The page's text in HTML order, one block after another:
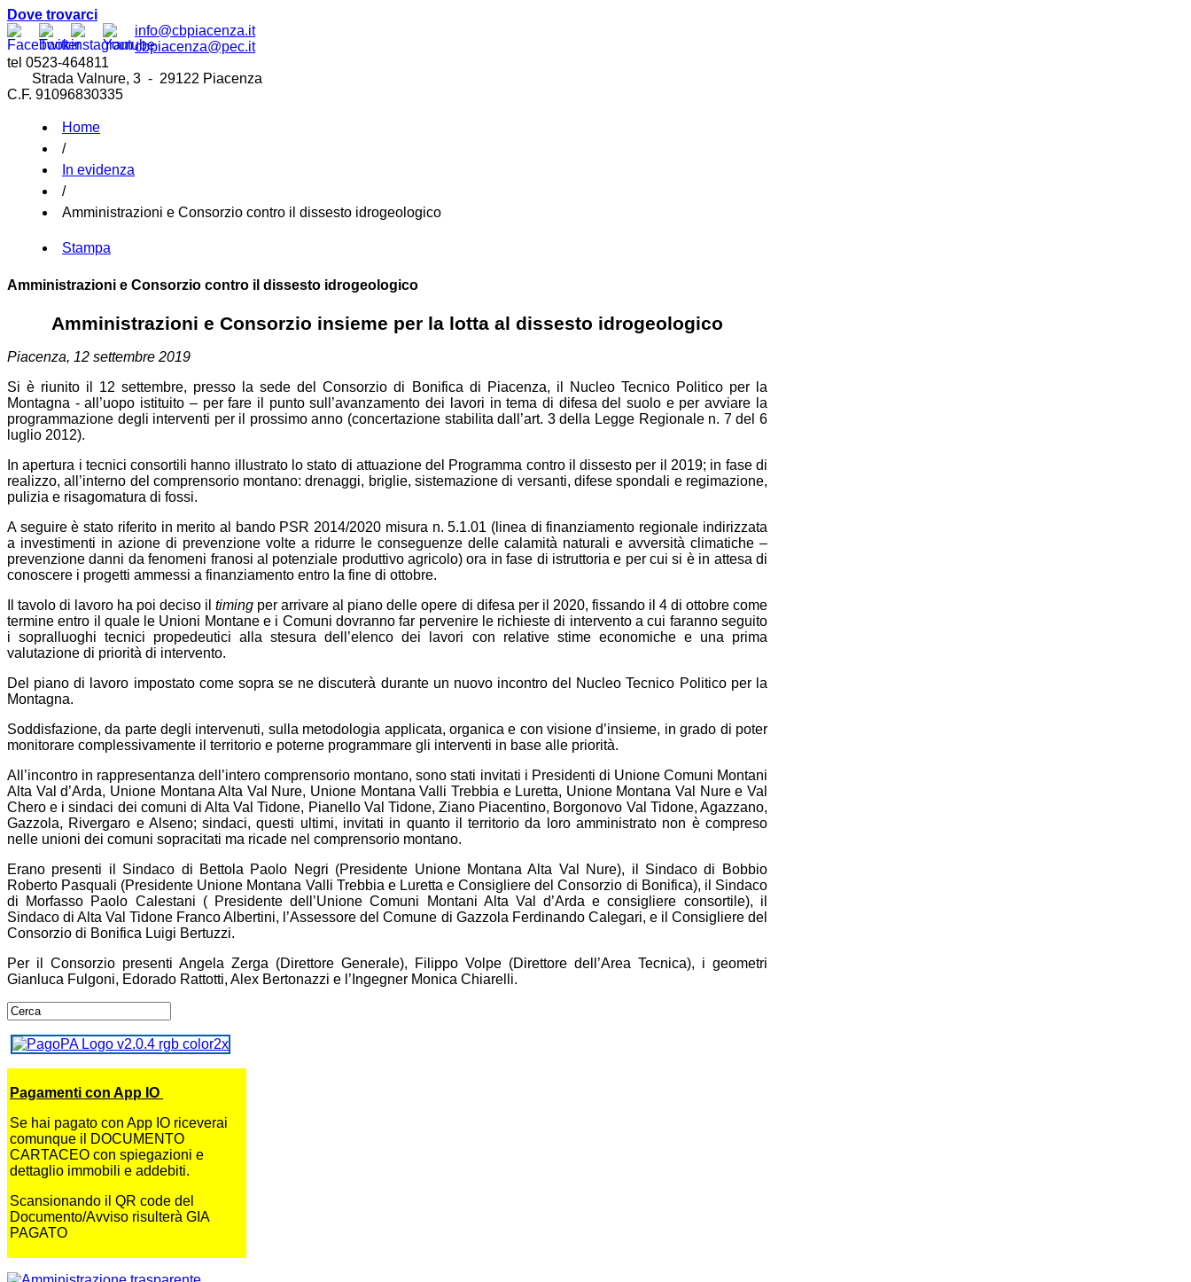
Dove trovarci
info@cbpiacenza.it
cbpiacenza@pec.it
tel 0523-464811
Strada Valnure, 3 - 29122 Piacenza
C.F. 91096830335
Home
/
In evidenza
/
Amministrazioni e Consorzio contro il dissesto idrogeologico
Stampa
Amministrazioni e Consorzio contro il dissesto idrogeologico
Amministrazioni e Consorzio insieme per la lotta al dissesto idrogeologico
Piacenza, 12 settembre 2019
Si è riunito il 12 settembre, presso la sede del Consorzio di Bonifica di Piacenza, il Nucleo Tecnico Politico per la
Montagna - all’uopo istituito – per fare il punto sull’avanzamento dei lavori in tema di difesa del suolo e per avviare la
programmazione degli interventi per il prossimo anno (concertazione stabilita dall’art. 3 della Legge Regionale n. 7 del 6
luglio 2012).
In apertura i tecnici consortili hanno illustrato lo stato di attuazione del Programma contro il dissesto per il 2019; in fase di
realizzo, all’interno del comprensorio montano: drenaggi, briglie, sistemazione di versanti, difese spondali e regimazione,
pulizia e risagomatura di fossi.
A seguire è stato riferito in merito al bando PSR 2014/2020 misura n. 5.1.01 (linea di finanziamento regionale indirizzata
a investimenti in azione di prevenzione volte a ridurre le conseguenze delle calamità naturali e avversità climatiche –
prevenzione danni da fenomeni franosi al potenziale produttivo agricolo) ora in fase di istruttoria e per cui si è in attesa di
conoscere i progetti ammessi a finanziamento entro la fine di ottobre.
Il tavolo di lavoro ha poi deciso iltiming per arrivare al piano delle opere di difesa per il 2020, fissando il 4 di ottobre come
termine entro il quale le Unioni Montane e i Comuni dovranno far pervenire le richieste di intervento a cui faranno seguito
i sopralluoghi tecnici propedeutici alla stesura dell’elenco dei lavori con relative stime economiche e una prima
valutazione di priorità di intervento.
Del piano di lavoro impostato come sopra se ne discuterà durante un nuovo incontro del Nucleo Tecnico Politico per la
Montagna.
Soddisfazione, da parte degli intervenuti, sulla metodologia applicata, organica e con visione d’insieme, in grado di poter
monitorare complessivamente il territorio e poterne programmare gli interventi in base alle priorità.
All’incontro in rappresentanza dell’intero comprensorio montano, sono stati invitati i Presidenti di Unione Comuni Montani
Alta Val d’Arda, Unione Montana Alta Val Nure, Unione Montana Valli Trebbia e Luretta, Unione Montana Val Nure e Val
Chero e i sindaci dei comuni di Alta Val Tidone, Pianello Val Tidone, Ziano Piacentino, Borgonovo Val Tidone, Agazzano,
Gazzola, Rivergaro e Alseno; sindaci, questi ultimi, invitati in quanto il territorio da loro amministrato non è compreso
nelle unioni dei comuni sopracitati ma ricade nel comprensorio montano.
Erano presenti il Sindaco di Bettola Paolo Negri (Presidente Unione Montana Alta Val Nure), il Sindaco di Bobbio
Roberto Pasquali (Presidente Unione Montana Valli Trebbia e Luretta e Consigliere del Consorzio di Bonifica), il Sindaco
di Morfasso Paolo Calestani ( Presidente dell’Unione Comuni Montani Alta Val d’Arda e consigliere consortile), il
Sindaco di Alta Val Tidone Franco Albertini, l’Assessore del Comune di Gazzola Ferdinando Calegari, e il Consigliere del
Consorzio di Bonifica Luigi Bertuzzi.
Per il Consorzio presenti Angela Zerga (Direttore Generale), Filippo Volpe (Direttore dell’Area Tecnica), i geometri
Gianluca Fulgoni, Edorado Rattotti, Alex Bertonazzi e l’Ingegner Monica Chiarelli.
Pagamenti con App IO
Se hai pagato con App IO riceverai
comunque il DOCUMENTO
CARTACEO con spiegazioni e
dettaglio immobili e addebiti.
Scansionando il QR code del
Documento/Avviso risulterà GIA
PAGATO